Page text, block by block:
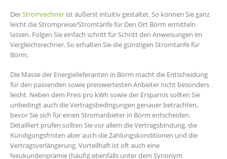
DerStromrechner ist äußerst intuitiv gestaltet. So können Sie ganz
leicht die Strompreise/Stromtarife für Den Ort Börm ermitteln
lassen. Folgen Sie einfach schritt für Schritt den Anweisungen im
Vergleichsrechner. So erhalten Sie die günstigen Stromtarife für
Börm.
Die Masse der Energielieferanten in Börm macht die Entscheidung
für den passenden sowie preiswertesten Anbieter nicht besonders
leicht. Neben dem Preis pro kWh sowie der Ersparnis sollten Sie
unbedingt auch die Vertragsbedingungen genauer betrachten,
bevor Sie sich für einen Stromanbieter in Börm entscheiden.
Detailliert prüfen sollten Sie vor allem die Vertragsbindung, die
Kündigungsfristen aber auch die Zahlungskonditionen und die
Vertragsverlängerung. Vorteilhaft ist oft auch eine
Neukundenprämie (häufig ebenfalls unter dem Synonym